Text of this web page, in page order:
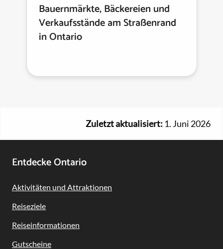
Bauernmärkte, Bäckereien und
Verkaufsstände am Straßenrand
in Ontario
Zuletzt aktualisiert: 1. Juni 2026
Footer
Navigation
Entdecke Ontario
Aktivitäten und Attraktionen
Reiseziele
Reiseinformationen
Gutscheine